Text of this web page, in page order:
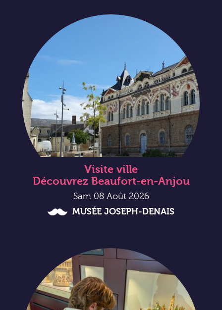
Visite ville
Découvrez Beaufort-en-Anjou
Sam 08 Août 2026
MUSÉE JOSEPH-DENAIS